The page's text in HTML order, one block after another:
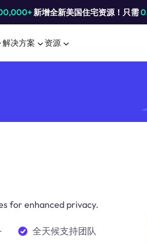
新增全新美国住宅资源！只需
解决方案 资源
for enhanced privacy.
全天候支持团队